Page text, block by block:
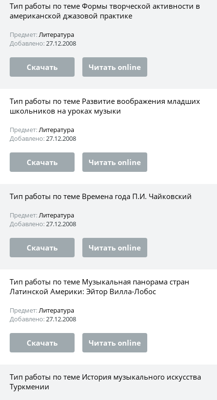
Тип работы по теме Формы творческой активности в
американской джазовой практике
Предмет:Литература
Добавлено:27.12.2008
Скачать Читать online
Тип работы по теме Развитие воображения младших
школьников на уроках музыки
Предмет:Литература
Добавлено:27.12.2008
Скачать Читать online
Тип работы по теме Времена года П.И. Чайковский
Предмет:Литература
Добавлено:27.12.2008
Скачать Читать online
Тип работы по теме Музыкальная панорама стран
Латинской Америки: Эйтор Вилла-Лобос
Предмет:Литература
Добавлено:27.12.2008
Скачать Читать online
Тип работы по теме История музыкального искусства
Туркмении